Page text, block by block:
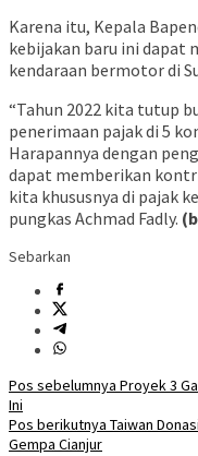
Karena itu, Kepala
kebijakan baru ini dapat
kendaraan bermotor di
“Tahun 2022 kita tutup
penerimaan pajak di 5
Harapannya dengan
dapat memberikan
kita khususnya di pajak
pungkas Achmad Fadly.
Sebarkan
Navigasi
pos
Pos sebelumnya Proyek 3
Ini
Pos berikutnya Taiwan
Gempa Cianjur